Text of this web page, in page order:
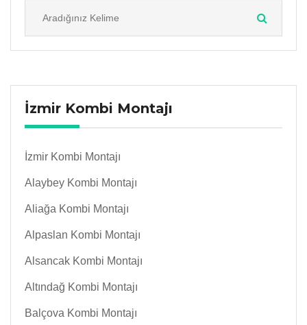
İzmir Kombi Montajı
İzmir Kombi Montajı
Alaybey Kombi Montajı
Aliağa Kombi Montajı
Alpaslan Kombi Montajı
Alsancak Kombi Montajı
Altındağ Kombi Montajı
Balçova Kombi Montajı